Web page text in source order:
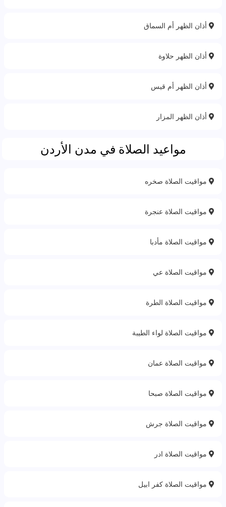
أذان الظهر أم السماق
أذان الظهر حلاوة‎
أذان الظهر أم قيس
أذان الظهر المزار
مواعيد الصلاة في مدن الأردن
مواقيت الصلاة صخره
مواقيت الصلاة عنجرة
مواقيت الصلاة مأدبا
مواقيت الصلاة عي
مواقيت الصلاة الطرة
مواقيت الصلاة لواء الطيبة
مواقيت الصلاة عمان
مواقيت الصلاة صبحا
مواقيت الصلاة جرش
مواقيت الصلاة ادر
مواقيت الصلاة كفر ابيل